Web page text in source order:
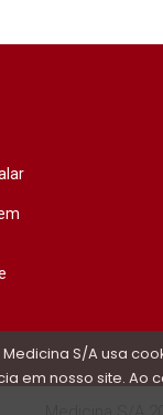
Medicina S/A usa
em nosso site. Ao